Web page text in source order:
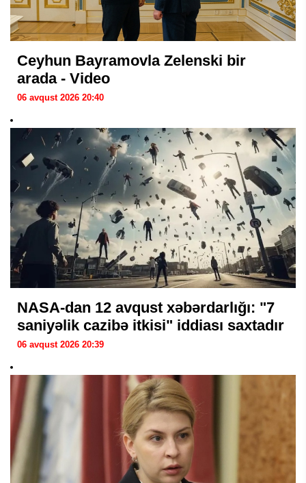
Ceyhun Bayramovla Zelenski bir
arada - Video
06 avqust 2026 20:40
NASA-dan 12 avqust xəbərdarlığı: "7
saniyəlik cazibə itkisi" iddiası saxtadır
06 avqust 2026 20:39